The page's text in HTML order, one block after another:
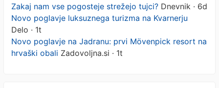
Zakaj nam vse pogosteje strežejo tujci? Dnevnik · 6d
Novo poglavje luksuznega turizma na Kvarnerju
Delo · 1t
Novo poglavje na Jadranu: prvi Mövenpick resort na
hrvaški obali Zadovoljna.si · 1t